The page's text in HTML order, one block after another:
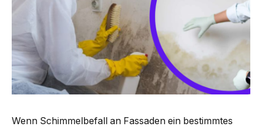
Wenn Schimmelbefall an Fassaden ein bestimmtes